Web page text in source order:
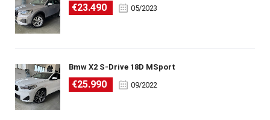
€23.490 05/2023
Bmw X2 S-Drive 18D MSport
€25.990 09/2022